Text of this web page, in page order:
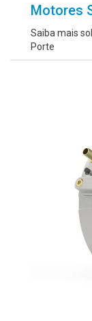
Motores
Saiba mais
Porte